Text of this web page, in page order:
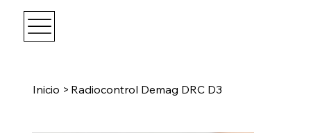
Inicio > Radiocontrol Demag DRC D3